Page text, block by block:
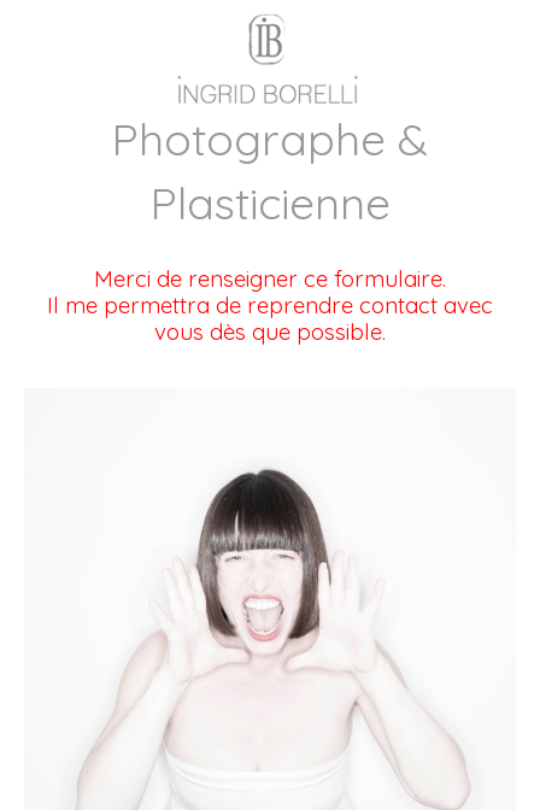
Photographe &
Plasticienne
Merci de renseigner ce formulaire.
Il me permettra de reprendre contact avec
vous dès que possible.